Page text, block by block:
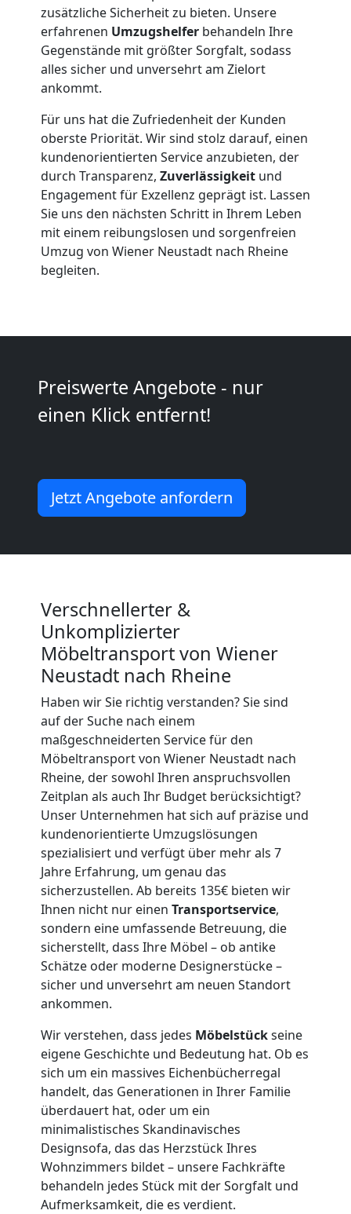
zusätzliche Sicherheit zu bieten. Unsere
erfahrenen Umzugshelfer behandeln Ihre
Gegenstände mit größter Sorgfalt, sodass
alles sicher und unversehrt am Zielort
ankommt.
Für uns hat die Zufriedenheit der Kunden
oberste Priorität. Wir sind stolz darauf, einen
kundenorientierten Service anzubieten, der
durch Transparenz, Zuverlässigkeit und
Engagement für Exzellenz geprägt ist. Lassen
Sie uns den nächsten Schritt in Ihrem Leben
mit einem reibungslosen und sorgenfreien
Umzug von Wiener Neustadt nach Rheine
begleiten.
Preiswerte Angebote - nur
einen Klick entfernt!
Jetzt Angebote anfordern
Verschnellerter &
Unkomplizierter
Möbeltransport von Wiener
Neustadt nach Rheine
Haben wir Sie richtig verstanden? Sie sind
auf der Suche nach einem
maßgeschneiderten Service für den
Möbeltransport von Wiener Neustadt nach
Rheine, der sowohl Ihren anspruchsvollen
Zeitplan als auch Ihr Budget berücksichtigt?
Unser Unternehmen hat sich auf präzise und
kundenorientierte Umzugslösungen
spezialisiert und verfügt über mehr als 7
Jahre Erfahrung, um genau das
sicherzustellen. Ab bereits 135€ bieten wir
Ihnen nicht nur einen Transportservice,
sondern eine umfassende Betreuung, die
sicherstellt, dass Ihre Möbel – ob antike
Schätze oder moderne Designerstücke –
sicher und unversehrt am neuen Standort
ankommen.
Wir verstehen, dass jedes Möbelstückseine
eigene Geschichte und Bedeutung hat. Ob es
sich um ein massives Eichenbücherregal
handelt, das Generationen in Ihrer Familie
überdauert hat, oder um ein
minimalistisches Skandinavisches
Designsofa, das das Herzstück Ihres
Wohnzimmers bildet – unsere Fachkräfte
behandeln jedes Stück mit der Sorgfalt und
Aufmerksamkeit, die es verdient.
Möbelmontage
Wiener
Neustadt
Möbeltransport
Wiener
Neustadt
Neustadt
Umzug
Umzug
Mann
LKW
Wiener
Neustadt
Kunsttransport
Wiener
Neustadt
Umzug
Wiener
Neustadt